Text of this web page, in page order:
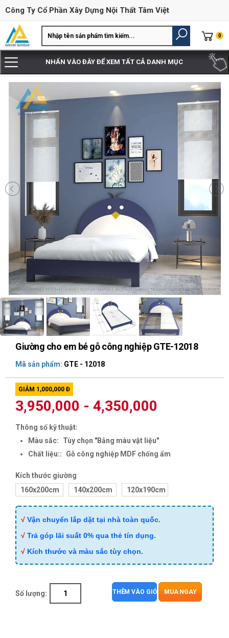
Công Ty Cổ Phần Xây Dựng Nội Thất Tâm Việt
0
NHẤN VÀO ĐÂY ĐỂ XEM TẤT CẢ DANH MỤC
Giường cho em bé gỗ công nghiệp GTE-12018
Mã sản phẩm: GTE - 12018
GIẢM 1,000,000 Đ
3,950,000 - 4,350,000
Thông số kỹ thuật:
Màu sắc:
Tùy chọn "Bảng màu vật liệu"
Chất liệu::
Gỗ công nghiệp MDF chống ẩm
Kích thước giường
160x200cm
140x200cm 120x190cm
√ Vận chuyển lắp dặt tại nhà toàn quốc.
√ Trả góp lãi suất 0% qua thẻ tín dụng.
√ Kích thước và màu sắc tùy chọn.
Số lượng: THÊM VÀO GIỎ MUA NGAY